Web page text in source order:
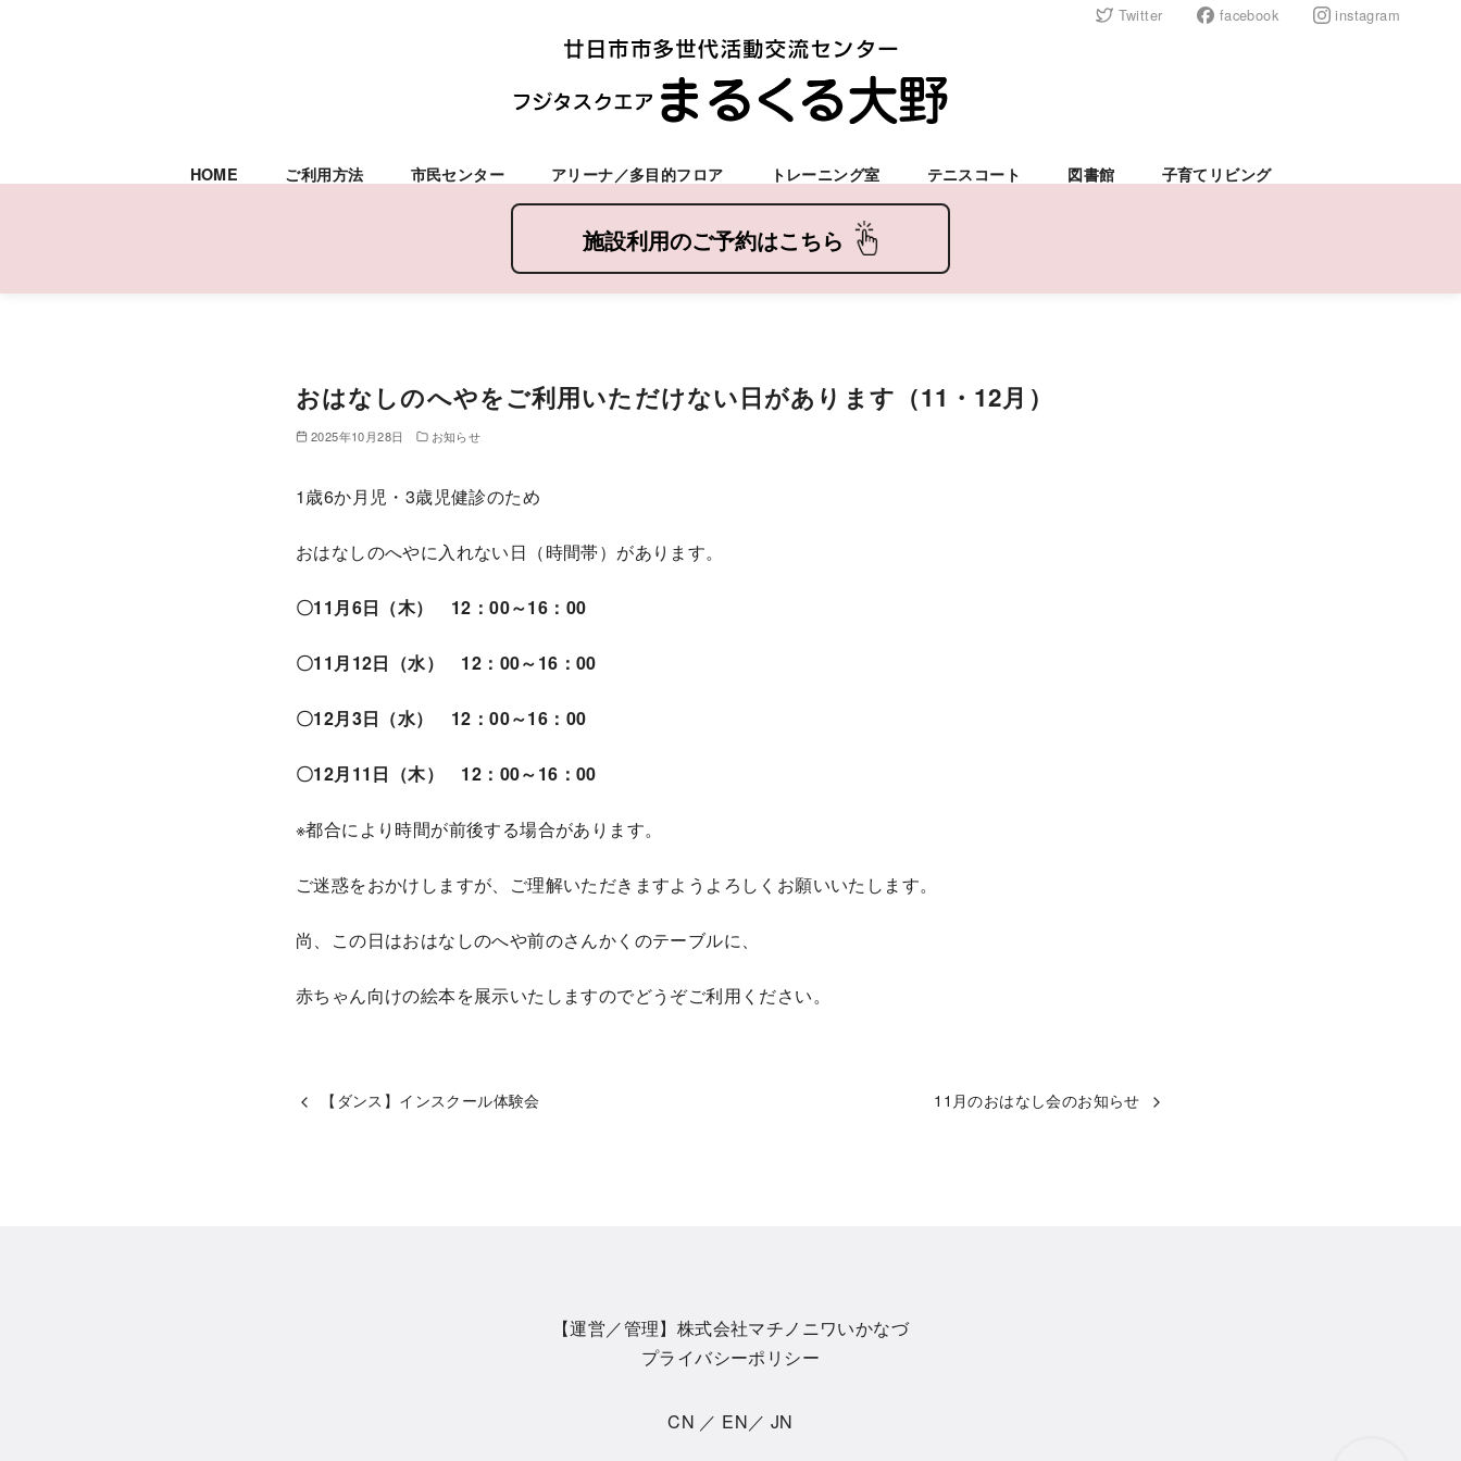
Twitter facebook instagram
HOME ご利用方法 市民センター アリーナ／多目的フロア トレーニング室 テニスコート 図書館 子育てリビング
おはなしのへやをご利用いただけない日があります（11・12月）
2025年10月28日 お知らせ
1歳6か月児・3歳児健診のため
おはなしのへやに入れない日（時間帯）があります。
〇11月6日（木） 12：00～16：00
〇11月12日（水） 12：00～16：00
〇12月3日（水） 12：00～16：00
〇12月11日（木） 12：00～16：00
※都合により時間が前後する場合があります。
ご迷惑をおかけしますが、ご理解いただきますようよろしくお願いいたします。
尚、この日はおはなしのへや前のさんかくのテーブルに、
赤ちゃん向けの絵本を展示いたしますのでどうぞご利用ください。
【ダンス】インスクール体験会 11月のおはなし会のお知らせ
【運営／管理】株式会社マチノニワいかなづ
プライバシーポリシー
CN ／ EN ／ JN